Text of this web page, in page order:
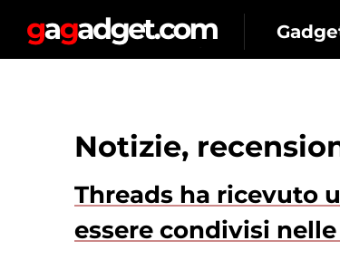
Notizie,
Threads ha ricevuto
essere condivisi